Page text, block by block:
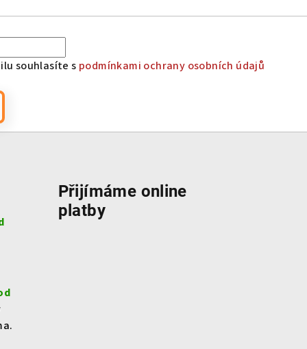
souhlasíte s podmínkami ochrany osobních údajů
Přijímáme online
platby